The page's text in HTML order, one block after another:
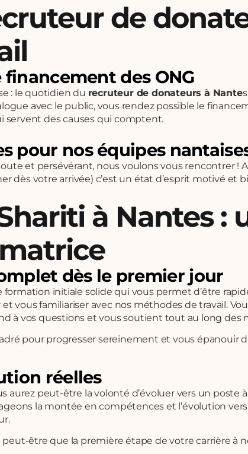
de
des ONG
: le quotidien du recruteur de donateurs à Nante
avec le public, vous rendez possible le
servent des causes qui comptent.
pour nos équipes
et persévérant, nous voulons vous rencontrer
dès votre arrivée) c’est un état d’esprit motivé et
à Nantes :
dès le premier jour
formation initiale solide qui vous permet d’être
vous familiariser avec nos méthodes de travail.
à vos questions et vous soutient tout au long des
pour progresser sereinement et vous épanouir
réelles
peut-être la volonté d’évoluer vers un poste
la montée en compétences et l’évolution
peut-être que la première étape de votre carrière à